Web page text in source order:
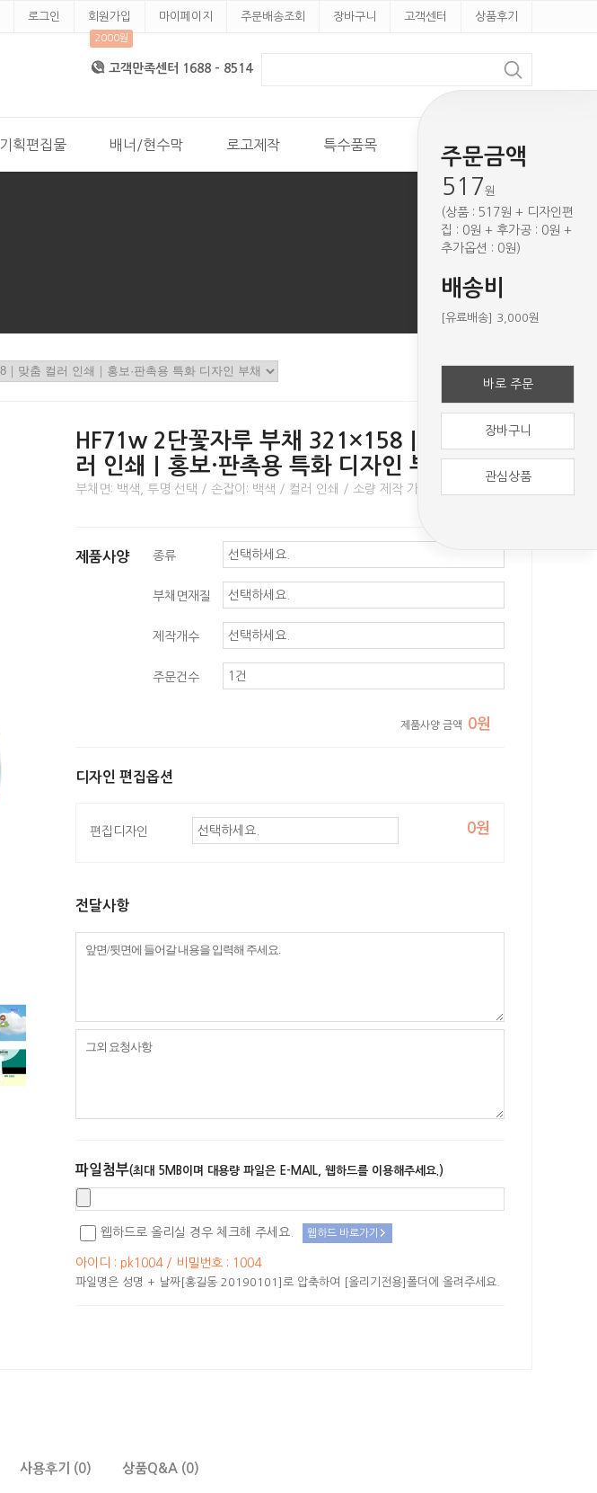
로그인 회원가입
2000원
마이페이지 주문배송조회 장바구니 고객센터 상품후기
고객만족센터 1688 - 8514
기획편집물 배너/현수막 로고제작 특수품목 견적문의
HF71w 2단꽃자루 부채 321×158｜맞춤 컬
러 인쇄｜홍보·판촉용 특화 디자인 부채
부채면: 백색, 투명 선택 / 손잡이: 백색 / 컬러 인쇄 / 소량 제작 가능
제품사양 종류
부채면재질
제작개수
주문건수
제품사양 금액 0원
디자인 편집옵션
편집디자인 0원
전달사항
파일첨부(최대 5MB이며 대용량 파일은 E-MAIL, 웹하드를 이용해주세요.)
웹하드로 올리실 경우 체크해 주세요. 웹하드 바로가기
아이디 : pk1004 / 비밀번호 : 1004
파일명은 성명 + 날짜[홍길동 20190101]로 압축하여 [올리기전용]폴더에 올려주세요.
주문금액
517원
(상품 : 517원 + 디자인편
집 : 0원 + 후가공 : 0원 +
추가옵션 : 0원)
배송비
[유료배송] 3,000원
바로 주문
장바구니
관심상품
사용후기 (0) 상품Q&A (0)